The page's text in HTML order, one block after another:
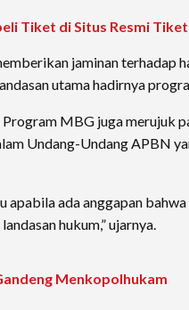
Tiket di Situs Resmi
jaminan terhadap
utama hadirnya
MBG juga merujuk
Undang-Undang APBN
apabila ada anggapan
hukum,” ujarnya.
Menkopolhukam